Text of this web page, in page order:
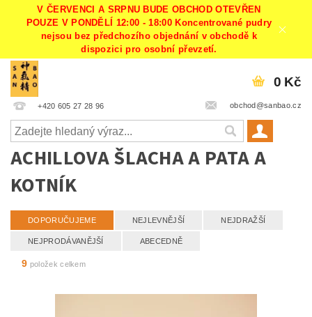
V ČERVENCI A SRPNU BUDE OBCHOD OTEVŘEN
POUZE V PONDĚLÍ 12:00 - 18:00 Koncentrované pudry
nejsou bez předchozího objednání v obchodě k
dispozici pro osobní převzetí.
+420 605 27 28 96 obchod@sanbao.cz
0 Kč
ACHILLOVA ŠLACHA A PATA A
KOTNÍK
DOPORUČUJEME NEJLEVNĚJŠÍ NEJDRAŽŠÍ
NEJPRODÁVANĚJŠÍ ABECEDNĚ
9 položek celkem